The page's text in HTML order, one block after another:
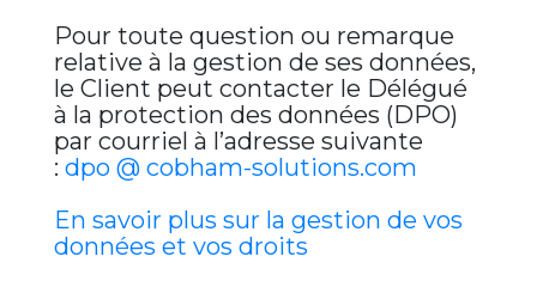
Pour toute question ou remarque
relative à la gestion de ses données,
le Client peut contacter le Délégué
à la protection des données (DPO)
par courriel à l’adresse suivante
: dpo @ cobham-solutions.com
En savoir plus sur la gestion de vos
données et vos droits